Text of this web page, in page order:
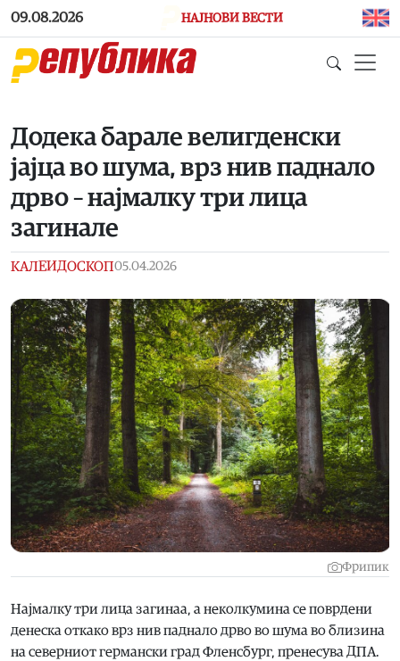
Skip to main content
09.08.2026 НАЈНОВИ ВЕСТИ
Додека барале велигденски
јајца во шума, врз нив паднало
дрво – најмалку три лица
загинале
КАЛЕИДОСКОП05.04.2026
Фрипик
Најмалку три лица загинаа, а неколкумина се поврдени
денеска откако врз нив паднало дрво во шума во близина
на северниот германски град Фленсбург, пренесува ДПА.